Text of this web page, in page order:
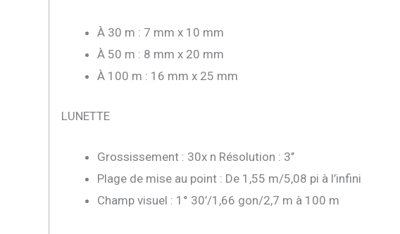
À 30 m : 7 mm x 10 mm
À 50 m : 8 mm x 20 mm
À 100 m : 16 mm x 25 mm
LUNETTE
Grossissement : 30x n Résolution : 3’’
Plage de mise au point : De 1,55 m/5,08 pi à l’infini
Champ visuel : 1° 30’/1,66 gon/2,7 m à 100 m